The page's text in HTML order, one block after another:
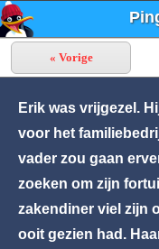
« Vorige
Erik was vrijgezel.
voor het
vader zou gaan
zoeken om zijn
zakendiner viel zijn
ooit gezien had.